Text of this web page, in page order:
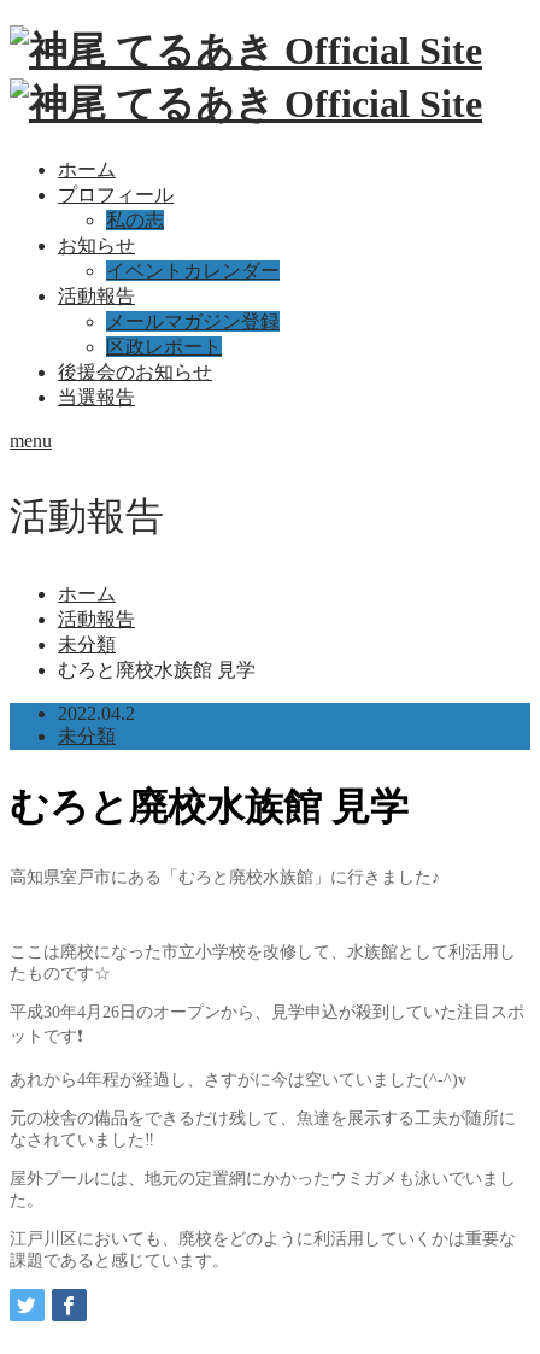
ホーム
プロフィール
私の志
お知らせ
イベントカレンダー
活動報告
メールマガジン登録
区政レポート
後援会のお知らせ
当選報告
menu
活動報告
ホーム
活動報告
未分類
むろと廃校水族館 見学
2022.04.2
未分類
むろと廃校水族館 見学
高知県室戸市にある「むろと廃校水族館」に行きました♪
ここは廃校になった市立小学校を改修して、水族館として利活用し
たものです☆
平成30年4月26日のオープンから、見学申込が殺到していた注目スポ
ットです❗
あれから4年程が経過し、さすがに今は空いていました(^-^)v
元の校舎の備品をできるだけ残して、魚達を展示する工夫が随所に
なされていました‼️
屋外プールには、地元の定置網にかかったウミガメも泳いでいまし
た。
江戸川区においても、廃校をどのように利活用していくかは重要な
課題であると感じています。